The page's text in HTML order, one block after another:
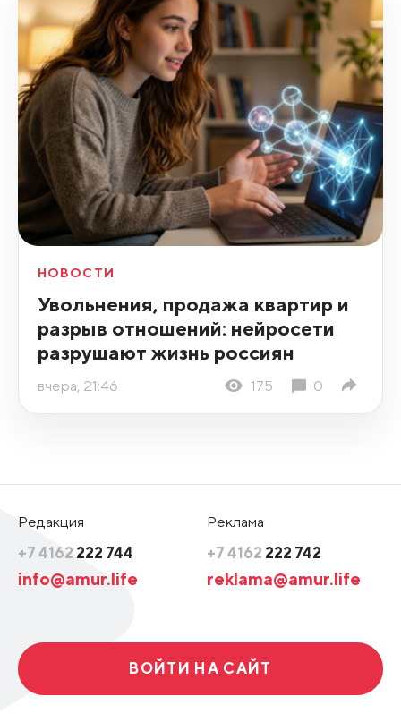
НОВОСТИ
Увольнения, продажа квартир и
разрыв отношений: нейросети
разрушают жизнь россиян
вчера, 21:46 175 0
Редакция
+7 4162 222 744
info@amur.life
Реклама
+7 4162 222 742
reklama@amur.life
ВОЙТИ НА САЙТ